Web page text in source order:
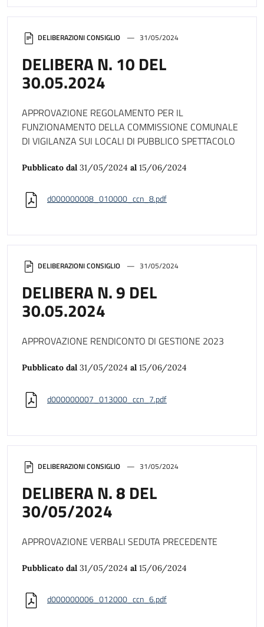
DELIBERAZIONI CONSIGLIO 31/05/2024
DELIBERA N. 8 DEL
30/05/2024
APPROVAZIONE VERBALI SEDUTA PRECEDENTE
Pubblicato dal 31/05/2024 al 15/06/2024
d000000006_012000_ccn_6.pdf
DELIBERAZIONI CONSIGLIO 31/05/2024
DELIBERA N. 9 DEL
30.05.2024
APPROVAZIONE RENDICONTO DI GESTIONE 2023
Pubblicato dal 31/05/2024 al 15/06/2024
d000000007_013000_ccn_7.pdf
DELIBERAZIONI CONSIGLIO 31/05/2024
DELIBERA N. 10 DEL
30.05.2024
APPROVAZIONE REGOLAMENTO PER IL
FUNZIONAMENTO DELLA COMMISSIONE COMUNALE
DI VIGILANZA SUI LOCALI DI PUBBLICO SPETTACOLO
Pubblicato dal 31/05/2024 al 15/06/2024
d000000008_010000_ccn_8.pdf